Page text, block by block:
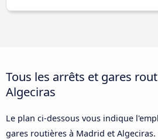
Tous les arrêts et gares
Algeciras
Le plan ci-dessous vous indique
gares routières à Madrid et Algeciras.